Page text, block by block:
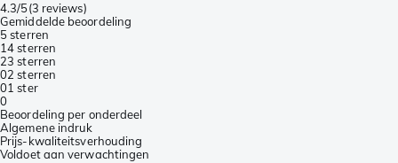
4.3/5(3 reviews)
Gemiddelde beoordeling
5 sterren
14 sterren
23 sterren
02 sterren
01 ster
0
Beoordeling per onderdeel
Algemene indruk
Prijs-kwaliteitsverhouding
Voldoet aan verwachtingen